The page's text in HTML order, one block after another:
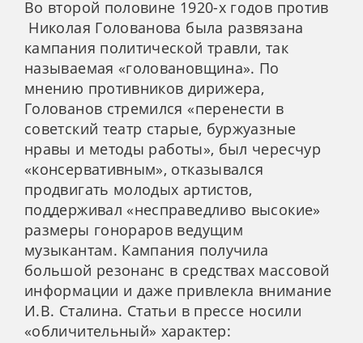
Во второй половине 1920-х годов против
Николая Голованова была развязана
кампания политической травли, так
называемая «головановщина». По
мнению противников дирижера,
Голованов стремился «перенести в
советский театр старые, буржуазные
нравы и методы работы», был чересчур
«консервативным», отказывался
продвигать молодых артистов,
поддерживал «несправедливо высокие»
размеры гонораров ведущим
музыкантам. Кампания получила
большой резонанс в средствах массовой
информации и даже привлекла внимание
И.В. Сталина. Статьи в прессе носили
«обличительный» характер: